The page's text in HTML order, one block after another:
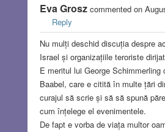
Eva Groszcommented on
Reply
Nu mulți deschid discuția despre
Israel și organizațiile teroriste
E meritul lui George
Baabel, care e citită în multe țări
curajul să scrie și să să spună
cum înțelege el evenimentele.
De fapt e vorba de viața multor